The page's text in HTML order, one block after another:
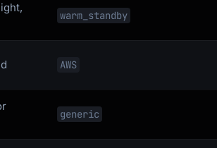
warm_standby
AWS
generic